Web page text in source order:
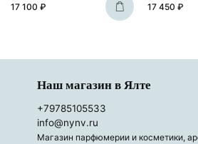
17 100 ₽ 17 450 ₽
Наш магазин в Ялте
+79785105533
info@nynv.ru
Магазин парфюмерии и косметики,